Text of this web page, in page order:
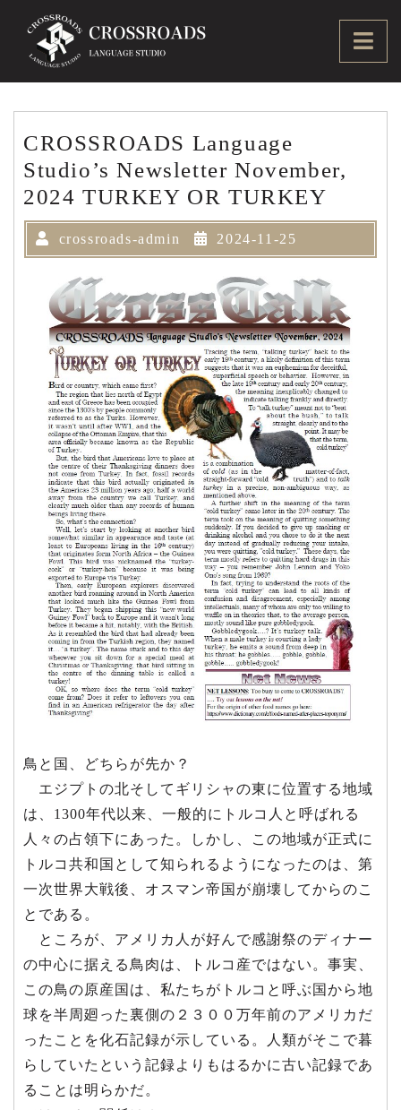
content
CROSSROADS Language
Studio’s Newsletter November,
2024 TURKEY OR TURKEY
crossroads-admin 2024-11-25
鳥と国、どちらが先か？
エジプトの北そしてギリシャの東に位置する地域
は、1300年代以来、一般的にトルコ人と呼ばれる
人々の占領下にあった。しかし、この地域が正式に
トルコ共和国として知られるようになったのは、第
一次世界大戦後、オスマン帝国が崩壊してからのこ
とである。
ところが、アメリカ人が好んで感謝祭のディナー
の中心に据える鳥肉は、トルコ産ではない。事実、
この鳥の原産国は、私たちがトルコと呼ぶ国から地
球を半周廻った裏側の２３００万年前のアメリカだ
ったことを化石記録が示している。人類がそこで暮
らしていたという記録よりもはるかに古い記録であ
ることは明らかだ。